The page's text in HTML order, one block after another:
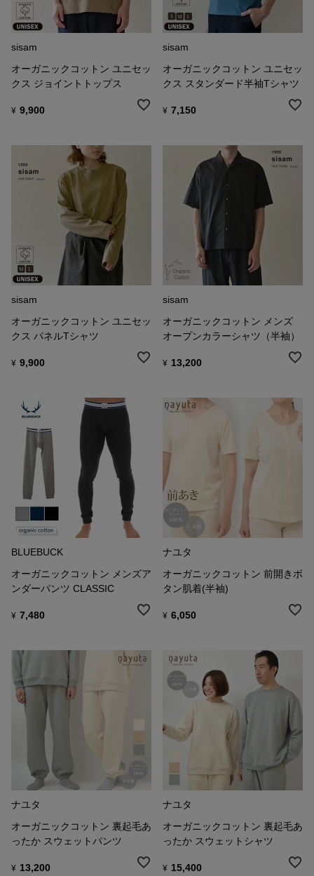
sisam
オーガニックコットン ユニセッ
クス ジョイントトップス
¥ 9,900
sisam
オーガニックコットン ユニセッ
クス スタンダード半袖Tシャツ
¥ 7,150
sisam
オーガニックコットン ユニセッ
クス パネルTシャツ
¥ 9,900
sisam
オーガニックコットン メンズ
オープンカラーシャツ（半袖）
¥ 13,200
BLUEBUCK
オーガニックコットン メンズア
ンダーパンツ CLASSIC
¥ 7,480
ナユタ
オーガニックコットン 前開きボ
タン肌着(半袖)
¥ 6,050
ナユタ
オーガニックコットン 裏起毛あ
ったか スウェットパンツ
¥ 13,200
ナユタ
オーガニックコットン 裏起毛あ
ったか スウェットシャツ
¥ 15,400